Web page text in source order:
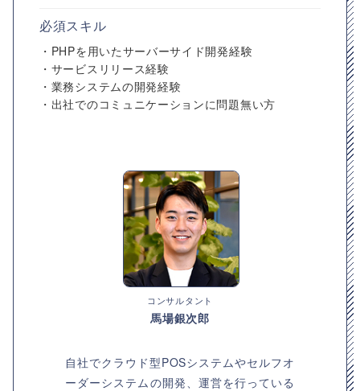
必須スキル
・PHPを用いたサーバーサイド開発経験
・サービスリリース経験
・業務システムの開発経験
・出社でのコミュニケーションに問題無い方
コンサルタント
馬場銀次郎
自社でクラウド型POSシステムやセルフオ
ーダーシステムの開発、運営を行っている